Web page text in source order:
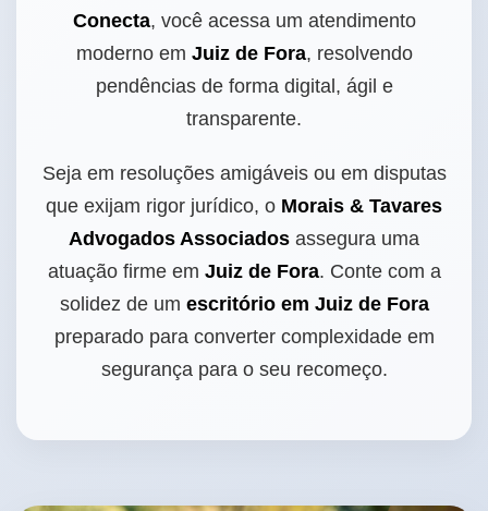
Conecta, você acessa um atendimento
moderno em Juiz de Fora, resolvendo
pendências de forma digital, ágil e
transparente.
Seja em resoluções amigáveis ou em disputas
que exijam rigor jurídico, o Morais & Tavares
Advogados Associados assegura uma
atuação firme em Juiz de Fora. Conte com a
solidez de um escritório em Juiz de Fora
preparado para converter complexidade em
segurança para o seu recomeço.